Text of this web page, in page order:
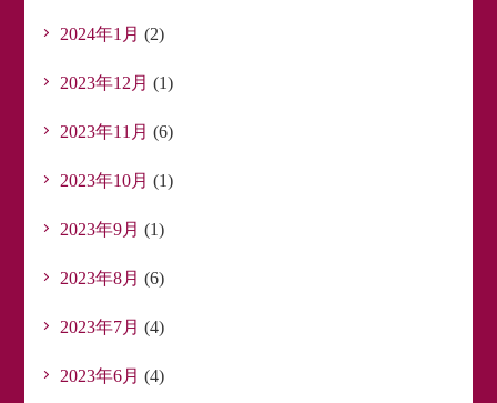
2024年1月 (2)
2023年12月 (1)
2023年11月 (6)
2023年10月 (1)
2023年9月 (1)
2023年8月 (6)
2023年7月 (4)
2023年6月 (4)